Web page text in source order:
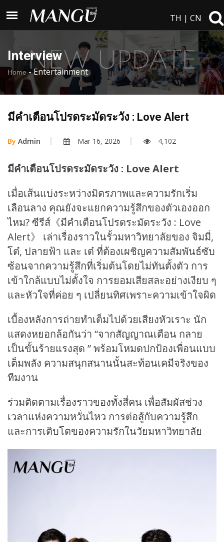
TH | CN
Interview
Home-Entertainment
มีคำเตือนโปรดระมัดระวัง : Love Alert
By Admin Mar 16, 2026 4,102
มีคำเตือนโปรดระมัดระวัง : Love Alert
เมื่อเส้นแบ่งระหว่างมิตรภาพและความรักเริ่ม
เลือนลาง คุณยังจะแยกความรู้สึกของตัวเองออก
ไหม? ซีรีส์《มีคำเตือนโปรดระมัดระวัง : Love
Alert》 เล่าเรื่องราวในรั้วมหาวิทยาลัยของ จิมมี่,
โต๋, ปลายฟ้า และ เต๋ ที่ต้องเผชิญความสัมพันธ์ซับ
ซ้อนจากความรู้สึกที่เริ่มต้นโดยไม่ทันตั้งตัว การ
เข้าใกล้แบบไม่ตั้งใจ การยอมเสียสละอย่างเงียบ ๆ
และหัวใจที่ค่อย ๆ เปลี่ยนทิศเพราะความเข้าใจผิด
เบื้องหลังการถ่ายทำเต็มไปด้วยเสียงหัวเราะ นัก
แสดงหยอกล้อกันว่า “จากสัญญาณเตือน กลาย
เป็นขั้นร้ายแรงสุด ” พร้อมโหมดปกป้องเพื่อนแบบ
เต็มพลัง ความสนุกสนานนั้นสะท้อนเคมีจริงของ
ทีมงาน
ร่วมติดตามเรื่องราวของทั้งสี่คน เพื่อสัมผัสช่วง
เวลาแห่งความหวั่นไหว การต่อสู้กับความรู้สึก
และการเติบโตของความรักในวัยมหาวิทยาลัย